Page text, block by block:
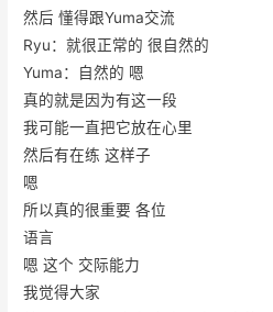
然后 懂得跟Yuma交流
Ryu：就很正常的 很自然的
Yuma：自然的 嗯
真的就是因为有这一段
我可能一直把它放在心里
然后有在练 这样子
嗯
所以真的很重要 各位
语言
嗯 这个 交际能力
我觉得大家